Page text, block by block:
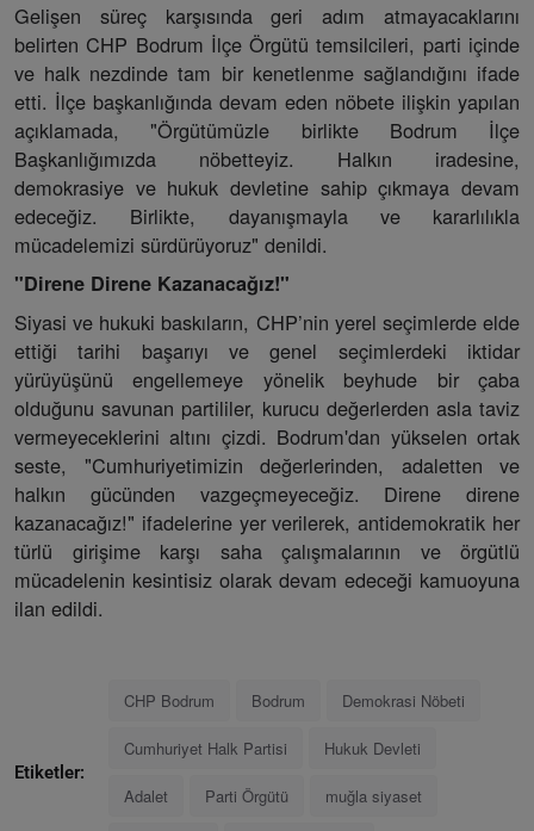
Gelişen süreç karşısında geri adım atmayacaklarını
belirten CHP Bodrum İlçe Örgütü temsilcileri, parti içinde
ve halk nezdinde tam bir kenetlenme sağlandığını ifade
etti. İlçe başkanlığında devam eden nöbete ilişkin yapılan
açıklamada, "Örgütümüzle birlikte Bodrum İlçe
Başkanlığımızda nöbetteyiz. Halkın iradesine,
demokrasiye ve hukuk devletine sahip çıkmaya devam
edeceğiz. Birlikte, dayanışmayla ve kararlılıkla
mücadelemizi sürdürüyoruz" denildi.
"Direne Direne Kazanacağız!"
Siyasi ve hukuki baskıların, CHP’nin yerel seçimlerde elde
ettiği tarihi başarıyı ve genel seçimlerdeki iktidar
yürüyüşünü engellemeye yönelik beyhude bir çaba
olduğunu savunan partililer, kurucu değerlerden asla taviz
vermeyeceklerini altını çizdi. Bodrum'dan yükselen ortak
seste, "Cumhuriyetimizin değerlerinden, adaletten ve
halkın gücünden vazgeçmeyeceğiz. Direne direne
kazanacağız!" ifadelerine yer verilerek, antidemokratik her
türlü girişime karşı saha çalışmalarının ve örgütlü
mücadelenin kesintisiz olarak devam edeceği kamuoyuna
ilan edildi.
Etiketler:
CHP Bodrum Bodrum Demokrasi Nöbeti
Cumhuriyet Halk Partisi Hukuk Devleti
Adalet Parti Örgütü muğla siyaset